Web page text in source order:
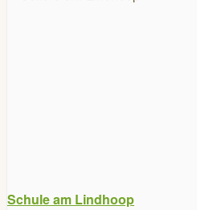
Schule am Lindhoop